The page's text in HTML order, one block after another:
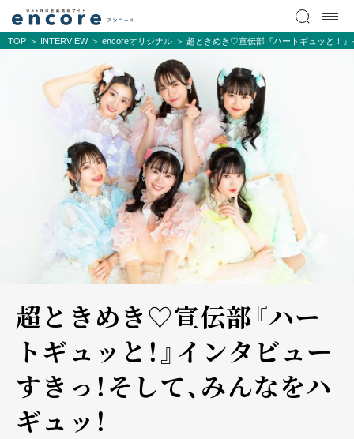
TOP INTERVIEW encoreオリジナル 超ときめき♡宣伝部『ハートギュッと！
超ときめき♡宣伝部『ハー
トギュッと！』インタビュー――
すきっ！そして、みんなをハ
ギュッ！